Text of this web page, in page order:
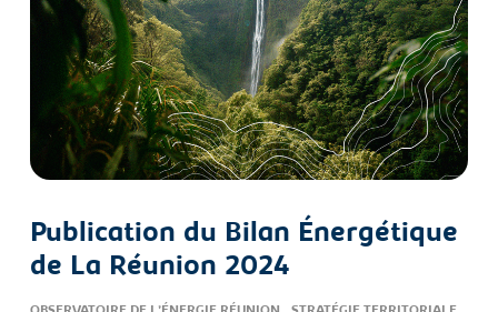
Publication du Bilan Énergétique
de La Réunion 2024